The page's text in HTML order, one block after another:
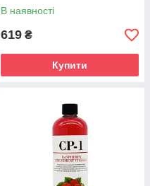
В наявності
619 ₴
Купити